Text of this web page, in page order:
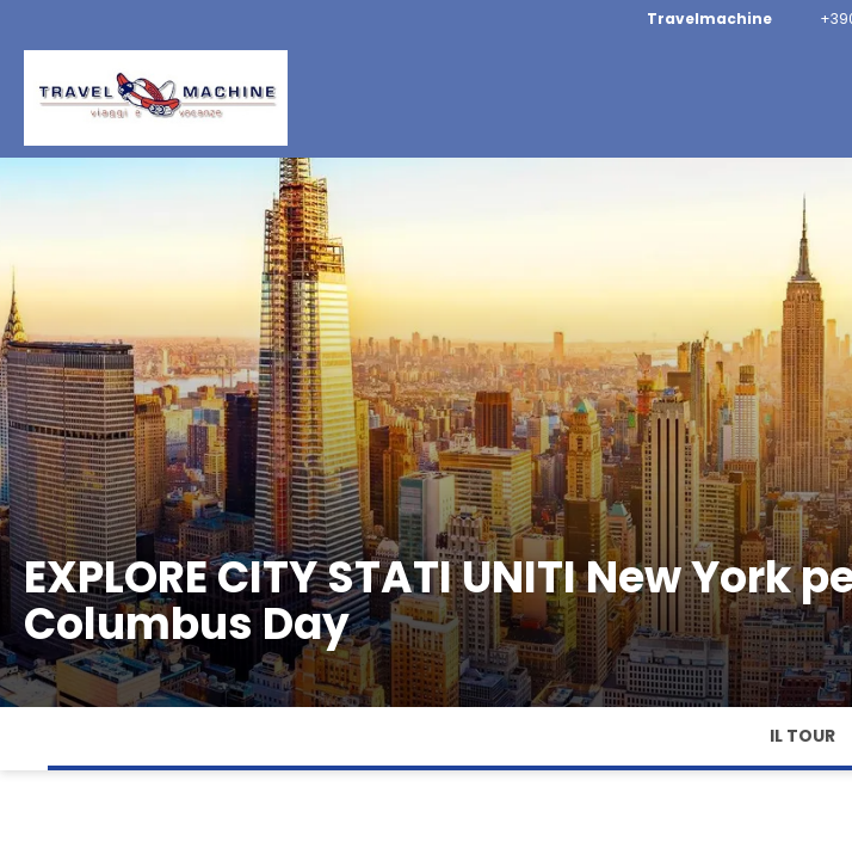
Travelmachine
EXPLORE CITY STATI UNITI New York
Columbus Day
IL TOUR